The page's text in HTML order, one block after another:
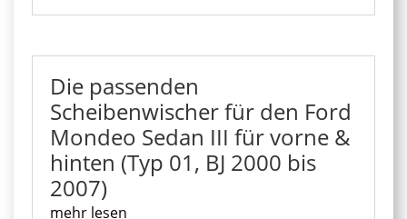
Die passenden
Scheibenwischer für den Ford
Mondeo Sedan III für vorne &
hinten (Typ 01, BJ 2000 bis
2007)
mehr lesen